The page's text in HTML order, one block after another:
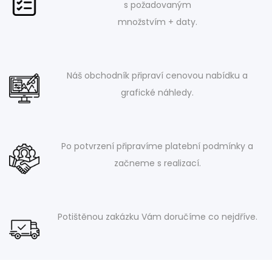
s požadovaným
množstvím + daty.
Náš obchodník připraví cenovou nabídku a
grafické náhledy.
Po potvrzení připravíme platební podmínky a
začneme s realizací.
Potištěnou zakázku Vám doručíme co nejdříve.